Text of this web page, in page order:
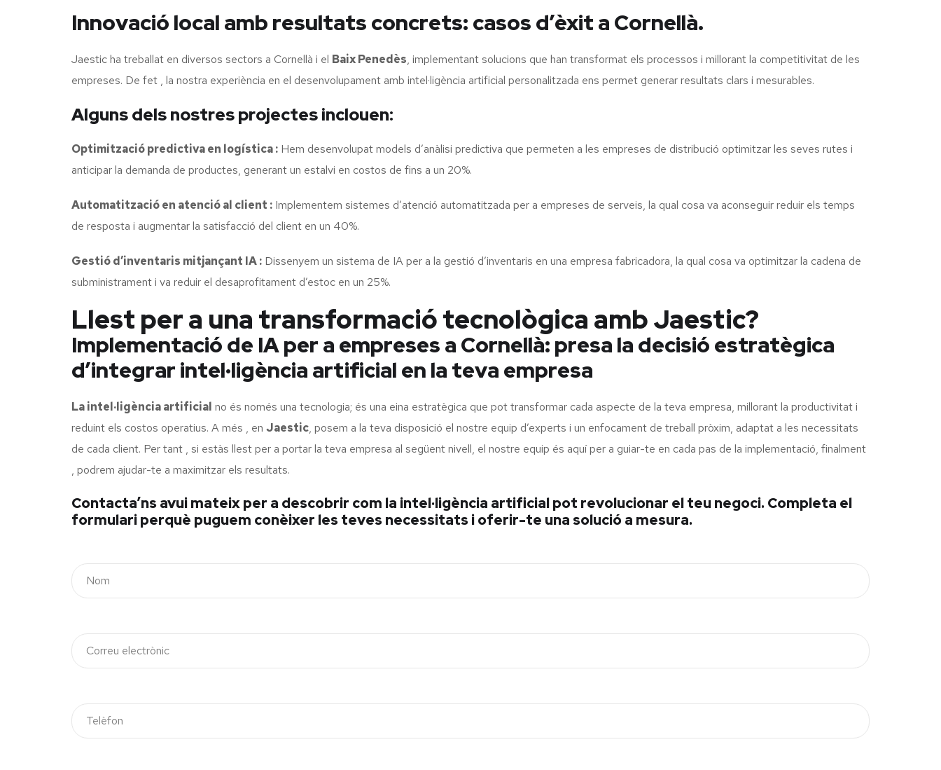
Innovació local amb resultats concrets: casos d’èxit a Cornellà.
Jaestic ha treballat en diversos sectors a Cornellà i el Baix Penedès, implementant solucions que han transformat els processos i millorant la competitivitat de les
empreses. De fet , la nostra experiència en el desenvolupament amb intel·ligència artificial personalitzada ens permet generar resultats clars i mesurables.
Alguns dels nostres projectes inclouen:
Optimització predictiva en logística : Hem desenvolupat models d’anàlisi predictiva que permeten a les empreses de distribució optimitzar les seves rutes i
anticipar la demanda de productes, generant un estalvi en costos de fins a un 20%.
Automatització en atenció al client : Implementem sistemes d’atenció automatitzada per a empreses de serveis, la qual cosa va aconseguir reduir els temps
de resposta i augmentar la satisfacció del client en un 40%.
Gestió d’inventaris mitjançant IA : Dissenyem un sistema de IA per a la gestió d’inventaris en una empresa fabricadora, la qual cosa va optimitzar la cadena de
subministrament i va reduir el desaprofitament d’estoc en un 25%.
Llest per a una transformació tecnològica amb Jaestic?
Implementació de IA per a empreses a Cornellà: presa la decisió estratègica
d’integrar intel·ligència artificial en la teva empresa
La intel·ligència artificial no és només una tecnologia; és una eina estratègica que pot transformar cada aspecte de la teva empresa, millorant la productivitat i
reduint els costos operatius. A més , en Jaestic, posem a la teva disposició el nostre equip d’experts i un enfocament de treball pròxim, adaptat a les necessitats
de cada client. Per tant , si estàs llest per a portar la teva empresa al següent nivell, el nostre equip és aquí per a guiar-te en cada pas de la implementació, finalment
, podrem ajudar-te a maximitzar els resultats.
Contacta’ns avui mateix per a descobrir com la intel·ligència artificial pot revolucionar el teu negoci. Completa el
formulari perquè puguem conèixer les teves necessitats i oferir-te una solució a mesura.